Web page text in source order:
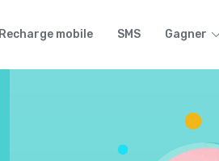
Recharge mobile SMS Gagner